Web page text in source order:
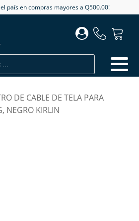
país en compras mayores a Q500.00!
DE CABLE DE TELA PARA
NEGRO KIRLIN